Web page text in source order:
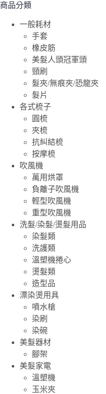
商品分類
一般耗材
手套
橡皮筋
美髮人頭冠軍頭
頸刷
髮夾/無痕夾/恐龍夾
髮片
各式梳子
圓梳
夾梳
抗糾結梳
按摩梳
吹風機
萬用烘罩
負離子吹風機
輕型吹風機
重型吹風機
洗髮/染髮/燙髮用品
染髮類
洗護類
溫塑機捲心
燙髮類
造型品
漂染燙用具
噴水槍
染刷
染碗
美髮器材
腳架
美髮家電
溫塑機
玉米夾